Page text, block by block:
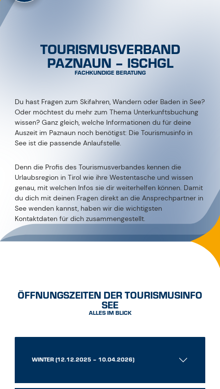
TOURISMUSVERBAND
PAZNAUN – ISCHGL
FACHKUNDIGE BERATUNG
Du hast Fragen zum Skifahren, Wandern oder Baden in See?
Oder möchtest du mehr zum Thema Unterkunftsbuchung
wissen? Ganz gleich, welche Informationen du für deine
Auszeit im Paznaun noch benötigst: Die Tourismusinfo in
See ist die passende Anlaufstelle.
Denn die Profis des Tourismusverbandes kennen die
Urlaubsregion in Tirol wie ihre Westentasche und wissen
genau, mit welchen Infos sie dir weiterhelfen können. Damit
du dich mit deinen Fragen direkt an die Ansprechpartner in
See wenden kannst, haben wir die wichtigsten
Kontaktdaten für dich zusammengestellt.
ÖFFNUNGSZEITEN DER TOURISMUSINFO
SEE
ALLES IM BLICK
WINTER (12.12.2025 – 10.04.2026)